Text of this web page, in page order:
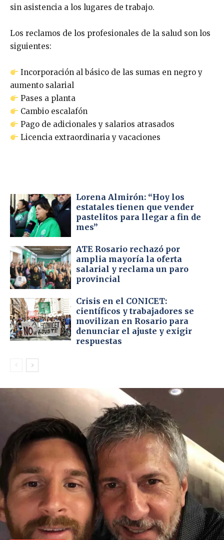
sin asistencia a los lugares de trabajo.
Los reclamos de los profesionales de la salud son los
siguientes:
Incorporación al básico de las sumas en negro y
aumento salarial
Pases a planta
Cambio escalafón
Pago de adicionales y salarios atrasados
Licencia extraordinaria y vacaciones
Lorena Almirón: “Hoy los
estatales tienen que vender
pastelitos para llegar a fin de
mes”
ATE Rosario rechazó por
amplia mayoría la oferta
salarial y reclama un paro
provincial
Crisis en el CONICET:
científicos y trabajadores se
movilizan en Rosario para
denunciar el ajuste y exigir
respuestas